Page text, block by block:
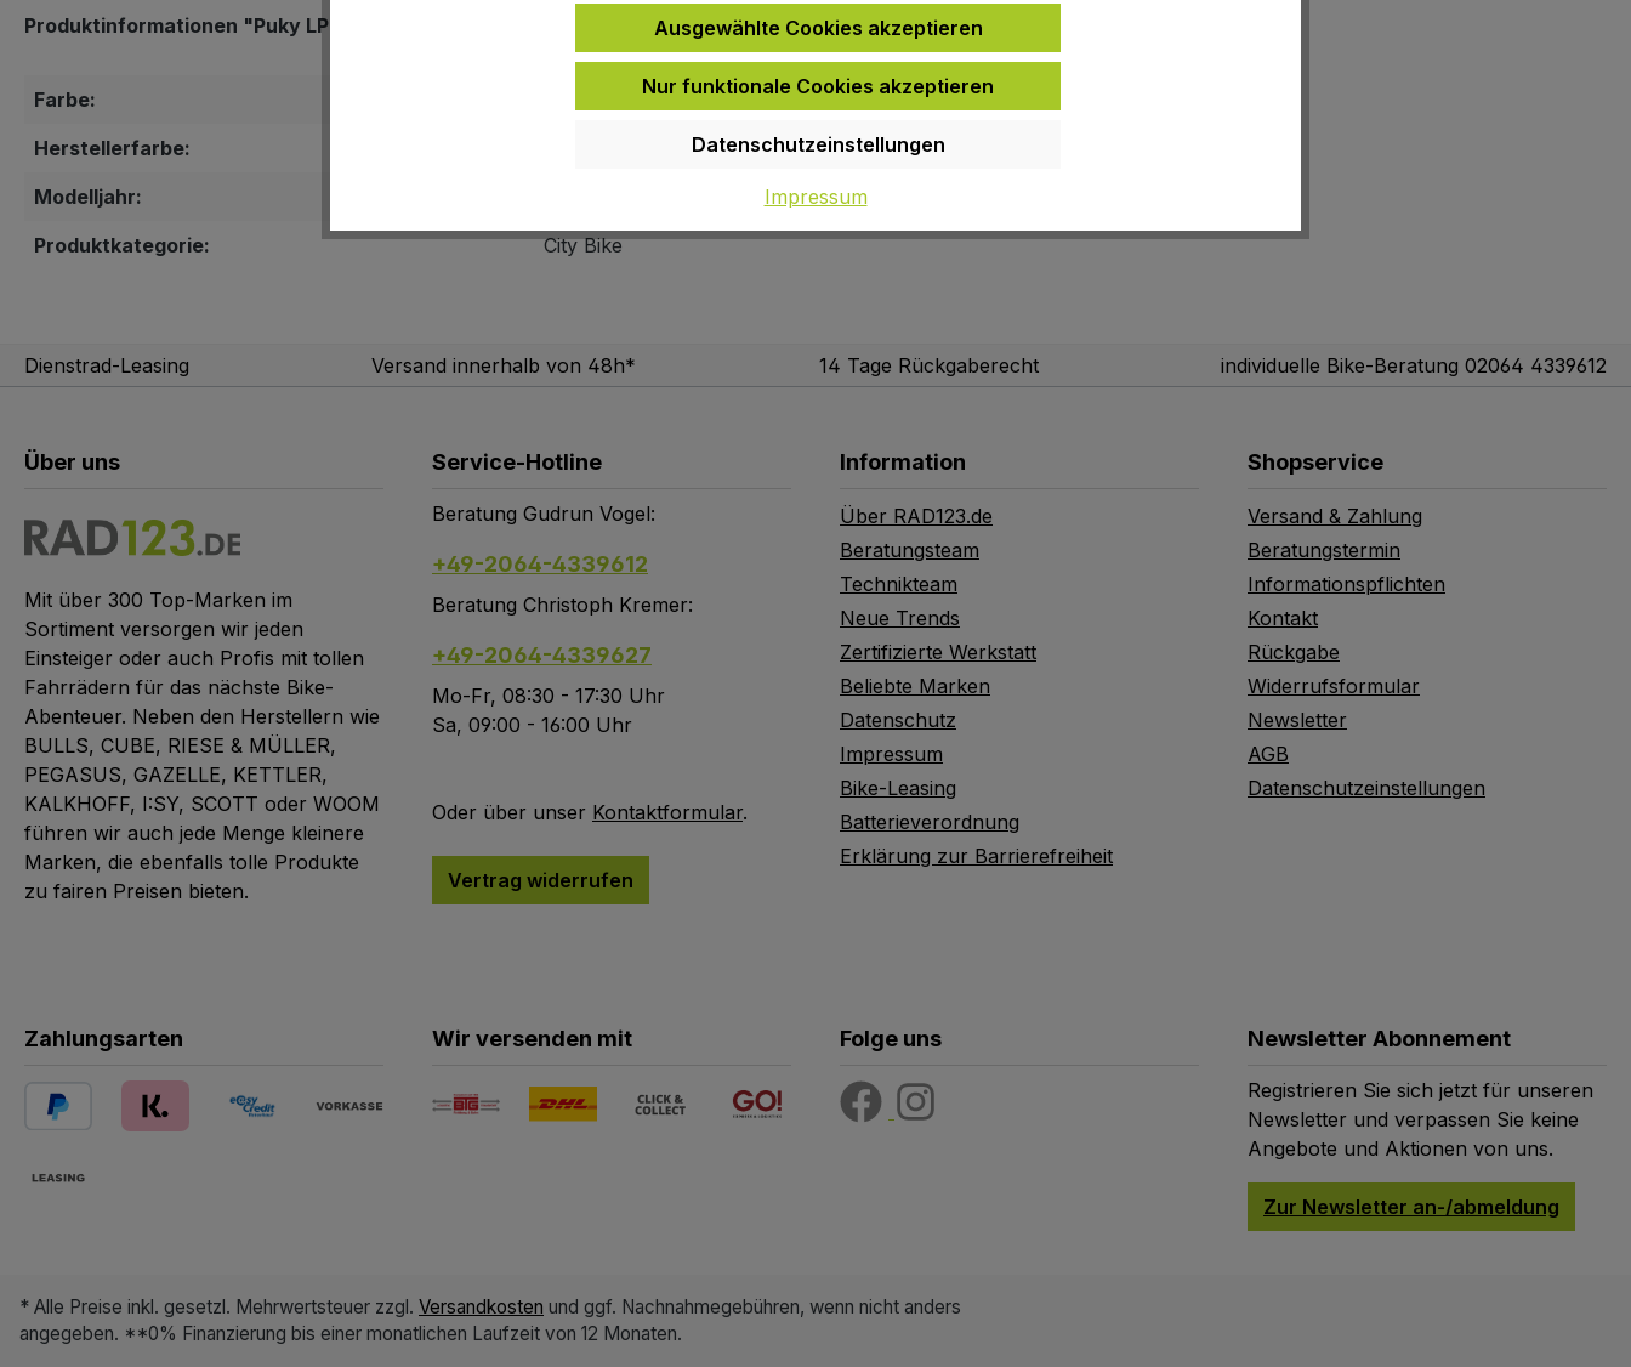
Produktinformationen "Puky LP 2"
Farbe:
Herstellerfarbe:
Modelljahr:
Produktkategorie:
City Bike
Dienstrad-Leasing Versand innerhalb von 48h* 14 Tage Rückgaberecht individuelle Bike-Beratung 02064 4339612
Über uns
Mit über 300 Top-Marken im
Sortiment versorgen wir jeden
Einsteiger oder auch Profis mit tollen
Fahrrädern für das nächste Bike-
Abenteuer. Neben den Herstellern wie
BULLS, CUBE, RIESE & MÜLLER,
PEGASUS, GAZELLE, KETTLER,
KALKHOFF, I:SY, SCOTT oder WOOM
führen wir auch jede Menge kleinere
Marken, die ebenfalls tolle Produkte
zu fairen Preisen bieten.
Service-Hotline
Beratung Gudrun Vogel:
+49-2064-4339612
Beratung Christoph Kremer:
+49-2064-4339627
Mo-Fr, 08:30 - 17:30 Uhr
Sa, 09:00 - 16:00 Uhr
Oder über unser Kontaktformular.
Vertrag widerrufen
Information
Über RAD123.de
Beratungsteam
Technikteam
Neue Trends
Zertifizierte Werkstatt
Beliebte Marken
Datenschutz
Impressum
Bike-Leasing
Batterieverordnung
Erklärung zur Barrierefreiheit
Shopservice
Versand & Zahlung
Beratungstermin
Informationspflichten
Kontakt
Rückgabe
Widerrufsformular
Newsletter
AGB
Datenschutzeinstellungen
Zahlungsarten Wir versenden mit Folge uns Newsletter Abonnement
Registrieren Sie sich jetzt für unseren
Newsletter und verpassen Sie keine
Angebote und Aktionen von uns.
Zur Newsletter an-/abmeldung
* Alle Preise inkl. gesetzl. Mehrwertsteuer zzgl. Versandkosten und ggf. Nachnahmegebühren, wenn nicht anders
angegeben. **0% Finanzierung bis einer monatlichen Laufzeit von 12 Monaten.
Ausgewählte Cookies akzeptieren
Nur funktionale Cookies akzeptieren
Datenschutzeinstellungen
Impressum